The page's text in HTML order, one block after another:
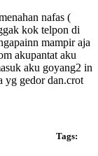
nafas (
kok telpon di
mampir aja
akupantat aku
aku goyang2 in
yg gedor dan.crot
Tags: